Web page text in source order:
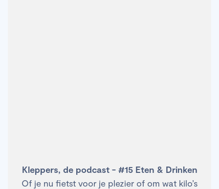
Kleppers, de podcast - #15 Eten & Drinken
Of je nu fietst voor je plezier of om wat kilo’s